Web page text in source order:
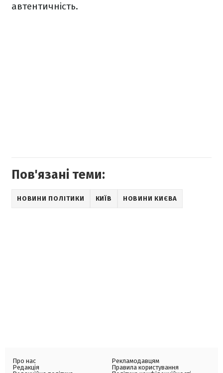
автентичність.
Пов'язані теми:
НОВИНИ ПОЛІТИКИ КИЇВ НОВИНИ КИЄВА
Про нас
Редакція
Рекламодавцям
Правила користування